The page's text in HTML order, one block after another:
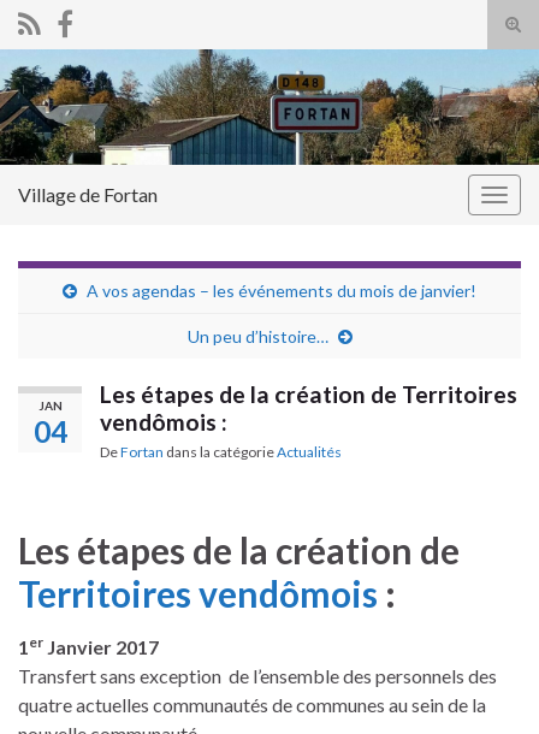
Search for:
Village de Fortan
A vos agendas – les événements du mois de janvier!
Un peu d’histoire…
JAN
04
Les étapes de la création de Territoires
vendômois :
DeFortan dans la catégorieActualités
Les étapes de la création de
Territoires vendômois :
1 er Janvier 2017
Transfert sans exception de l’ensemble des personnels des
quatre actuelles communautés de communes au sein de la